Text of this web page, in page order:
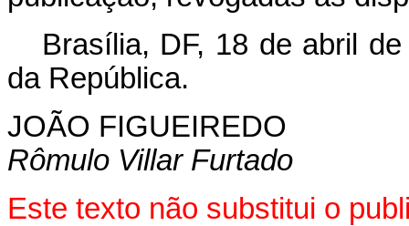
Brasília, DF, 18 de abril
da República.
JOÃO FIGUEIREDO
Rômulo Villar Furtado
Este texto não substitui o